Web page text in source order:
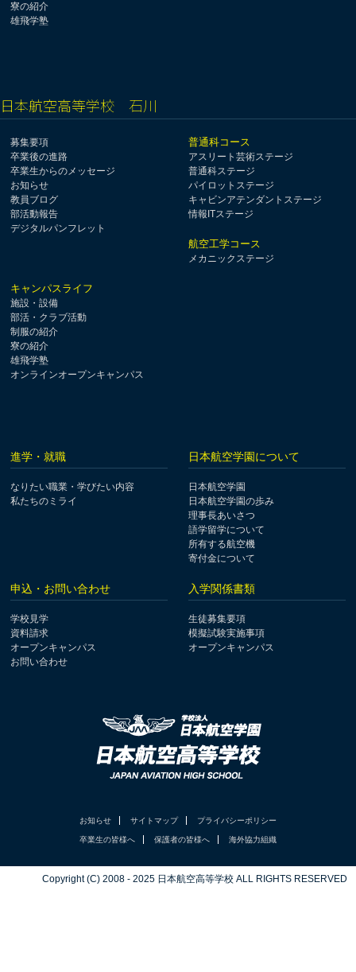
寮の紹介
雄飛学塾
日本航空高等学校 石川
募集要項
卒業後の進路
卒業生からのメッセージ
お知らせ
教員ブログ
部活動報告
デジタルパンフレット
普通科コース
アスリート芸術ステージ
普通科ステージ
パイロットステージ
キャビンアテンダントステージ
情報ITステージ
航空工学コース
メカニックステージ
キャンパスライフ
施設・設備
部活・クラブ活動
制服の紹介
寮の紹介
雄飛学塾
オンラインオープンキャンパス
進学・就職
なりたい職業・学びたい内容
私たちのミライ
日本航空学園について
日本航空学園
日本航空学園の歩み
理事長あいさつ
語学留学について
所有する航空機
寄付金について
申込・お問い合わせ
学校見学
資料請求
オープンキャンパス
お問い合わせ
入学関係書類
生徒募集要項
模擬試験実施事項
オープンキャンパス
お知らせ サイトマップ プライバシーポリシー
卒業生の皆様へ 保護者の皆様へ 海外協力組織
Copyright (C) 2008 - 2025 日本航空高等学校 ALL RIGHTS RESERVED